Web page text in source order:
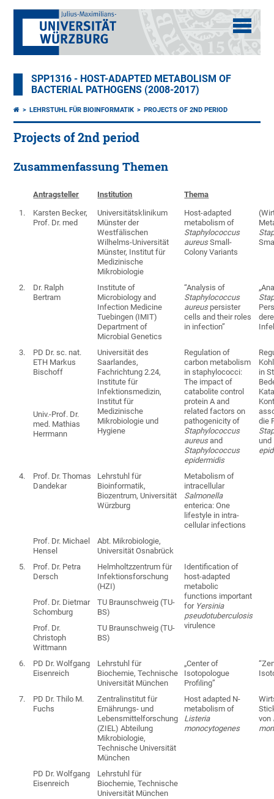
SPP1316 - HOST-ADAPTED METABOLISM OF
BACTERIAL PATHOGENS (2008-2017)
LEHRSTUHL FÜR BIOINFORMATIK PROJECTS OF 2ND PERIOD
Projects of 2nd period
Zusammenfassung Themen
Antragsteller Institution
Thema
1.
Karsten Becker,
Prof. Dr. med
Universitätsklinikum
Münster der
Westfälischen
Wilhelms-Universität
Münster, Institut für
Medizinische
Mikrobiologie
Host-adapted
metabolism of
Staphylococcus
aureusSmall-
Colony Variants
2.
Dr. Ralph
Bertram
Institute of
Microbiology and
Infection Medicine
Tuebingen (IMIT)
Department of
Microbial Genetics
“Analysis of
Staphylococcus
aureuspersister
cells and their roles
in infection”
3.
PD Dr. sc. nat.
ETH Markus
Bischoff
Universität des
Saarlandes,
Fachrichtung 2.24,
Institute für
Infektionsmedizin,
Institut für
Medizinische
Mikrobiologie und
Hygiene
Regulation of
carbon metabolism
in staphylococci:
The impact of
catabolite control
protein A and
related factors on
pathogenicity of
Staphylococcus
aureusand
Staphylococcus
epidermidis
in
die
und
Univ.-Prof. Dr.
med. Mathias
Herrmann
4.
Prof. Dr. Thomas
Dandekar
Lehrstuhl für
Bioinformatik,
Biozentrum, Universität
Würzburg
Metabolism of
intracellular
Salmonella
enterica: One
lifestyle in intra-
cellular infections
Prof. Dr. Michael
Hensel
Abt. Mikrobiologie,
Universität Osnabrück
5.
Prof. Dr. Petra
Dersch
Helmholtzzentrum für
Infektionsforschung
(HZI)
Identification of
host-adapted
metabolic
functions important
for Yersinia
pseudotuberculosis
virulence
Prof. Dr. Dietmar
Schomburg
TU Braunschweig (TU-
BS)
Prof. Dr.
Christoph
Wittmann
TU Braunschweig (TU-
BS)
6.
PD Dr. Wolfgang
Eisenreich
Lehrstuhl für
Biochemie, Technische
Universität München
„Center of
Isotopologue
Profiling”
7.
PD Dr. Thilo M.
Fuchs
Zentralinstitut für
Ernährungs- und
Lebensmittelforschung
(ZIEL) Abteilung
Mikrobiologie,
Technische Universität
München
Host adapted N-
metabolism of
Listeria
monocytogenes
von
PD Dr. Wolfgang
Eisenreich
Lehrstuhl für
Biochemie, Technische
Universität München